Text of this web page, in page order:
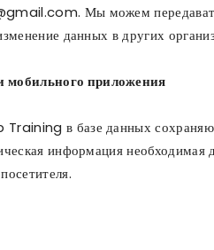
Мы можем
данных в других
мобильного приложения
в базе данных
информация